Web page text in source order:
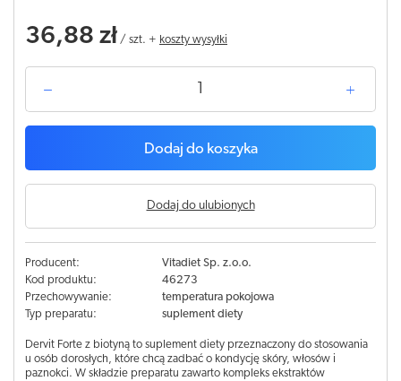
36,88 zł / szt. + koszty wysyłki
Dodaj do koszyka
Dodaj do ulubionych
Producent:
Vitadiet Sp. z.o.o.
Kod produktu:
46273
Przechowywanie:
temperatura pokojowa
Typ preparatu:
suplement diety
Dervit Forte z biotyną to suplement diety przeznaczony do stosowania
u osób dorosłych, które chcą zadbać o kondycję skóry, włosów i
paznokci. W składzie preparatu zawarto kompleks ekstraktów